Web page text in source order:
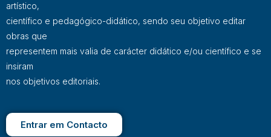
artístico,
científico e pedagógico-didático, sendo seu objetivo editar
obras que
representem mais valia de carácter didático e/ou científico e se
insiram
nos objetivos editoriais.
Entrar em Contacto